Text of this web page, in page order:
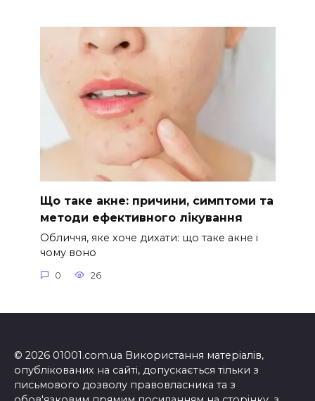
Що таке акне: причини, симптоми та
методи ефективного лікування
Обличчя, яке хоче дихати: що таке акне і
чому воно
0 26
© 2026 01001.com.ua Використання матеріалів,
опублікованих на сайті, допускається тільки з
письмового дозволу правовласника та з